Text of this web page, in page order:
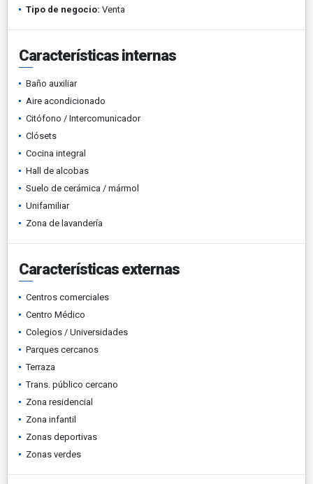
Tipo de negocio: Venta
Características internas
Baño auxiliar
Aire acondicionado
Citófono / Intercomunicador
Clósets
Cocina integral
Hall de alcobas
Suelo de cerámica / mármol
Unifamiliar
Zona de lavandería
Características externas
Centros comerciales
Centro Médico
Colegios / Universidades
Parques cercanos
Terraza
Trans. público cercano
Zona residencial
Zona infantil
Zonas deportivas
Zonas verdes